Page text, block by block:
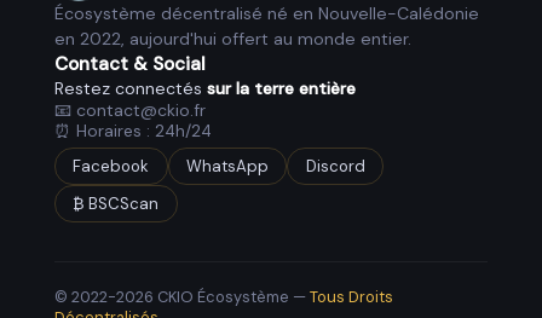
24h/24
COMMUNAUTÉ ACTIVE
💬 Serveur Discord TorEnTeam
📖
Comprendre le CKIO
L'essentiel expliqué clairement. Mécanismes,
tokenomics, DAO et anti-arnaques en un seul
endroit.
Écosystème décentralisé né en Nouvelle-Calédonie
en 2022, aujourd'hui offert au monde entier.
Contact & Social
Restez connectés sur la terre entière
📧 contact@ckio.fr
⏰ Horaires : 24h/24
Facebook
WhatsApp
Discord
₿ BSCScan
© 2022-2026 CKIO Écosystème —Tous Droits